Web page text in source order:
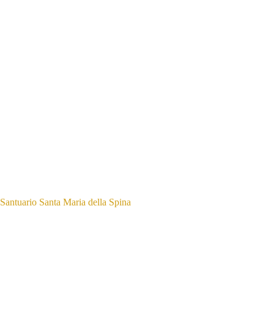
Santuario Santa Maria della Spina